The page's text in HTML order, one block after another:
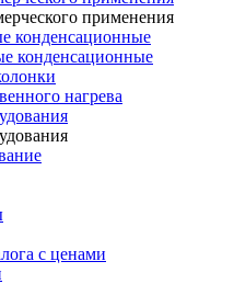
применения
конденсационные
конденсационные
нагрева
с ценами